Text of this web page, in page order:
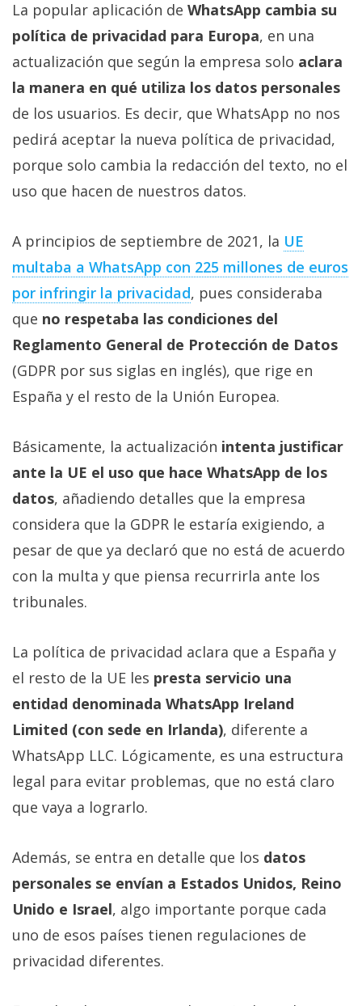
Profesional
+
Más
temas
Sorteos
Contacto
/
Sobre
nosotros
/
Publicidad
/
Cambiar
de
privacidad
/
Aviso
Legal
El medio de
comunicación
digital donde
noticias sobre
tecnología,
móviles,
ordenadores,
informática,
videojuegos,
comparativas,
trucos y
tutoriales.
(CC) 2006-
Algunos
derechos
reservados
La popular aplicación de WhatsApp cambia su
política de privacidad para Europa, en una
actualización que según la empresa solo aclara
la manera en qué utiliza los datos personales
de los usuarios. Es decir, que WhatsApp no nos
pedirá aceptar la nueva política de privacidad,
porque solo cambia la redacción del texto, no el
uso que hacen de nuestros datos.
A principios de septiembre de 2021, la UE
multaba a WhatsApp con 225 millones de euros
por infringir la privacidad, pues consideraba
que no respetaba las condiciones del
Reglamento General de Protección de Datos
(GDPR por sus siglas en inglés), que rige en
España y el resto de la Unión Europea.
Básicamente, la actualización intenta justificar
ante la UE el uso que hace WhatsApp de los
datos, añadiendo detalles que la empresa
considera que la GDPR le estaría exigiendo, a
pesar de que ya declaró que no está de acuerdo
con la multa y que piensa recurrirla ante los
tribunales.
La política de privacidad aclara que a España y
el resto de la UE les presta servicio una
entidad denominada WhatsApp Ireland
Limited (con sede en Irlanda), diferente a
WhatsApp LLC. Lógicamente, es una estructura
legal para evitar problemas, que no está claro
que vaya a lograrlo.
Además, se entra en detalle que los datos
personales se envían a Estados Unidos, Reino
Unido e Israel, algo importante porque cada
uno de esos países tienen regulaciones de
privacidad diferentes.